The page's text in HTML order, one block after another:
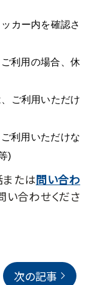
カー内を確認さ
利用の場合、休
ご利用いただけ
利用いただけな
)
または問い合わ
い合わせくださ
次の記事